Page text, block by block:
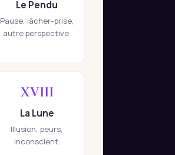
Le Pendu
Pause, lâcher-prise,
autre perspective.
XVIII
La Lune
Illusion, peurs,
inconscient.